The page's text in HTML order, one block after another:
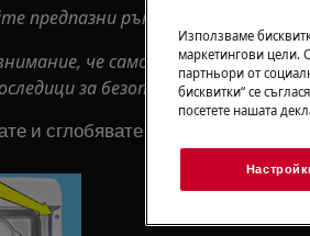
предпазни ръкавици и затворени
че саморемонтът или
за безопасността, ако не
и сглобявате уплътнението
Използваме
маркетингови цели.
партньори от
бисквитки“ се
посетете нашата